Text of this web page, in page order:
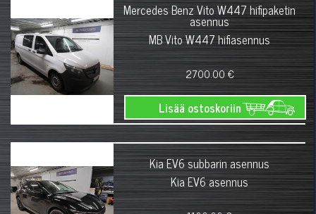
Mercedes Benz Vito W447 hifipaketin
asennus
MB Vito W447 hifiasennus
2700.00 €
Lisää ostoskoriin
Kia EV6 subbarin asennus
Kia EV6 asennus